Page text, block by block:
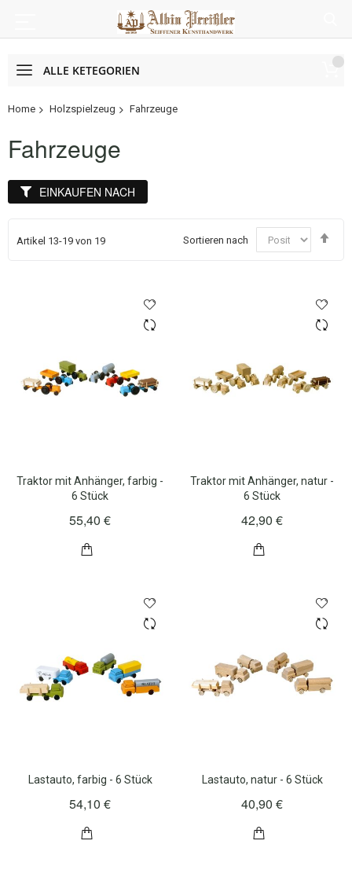
ALLE KETEGORIEN
Home Holzspielzeug Fahrzeuge
Fahrzeuge
Artikel 13-19 von 19 Sortieren nach
Traktor mit Anhänger, farbig -
6 Stück
55,40 €
Traktor mit Anhänger, natur -
6 Stück
42,90 €
Lastauto, farbig - 6 Stück
54,10 €
Lastauto, natur - 6 Stück
40,90 €
EINKAUFEN NACH